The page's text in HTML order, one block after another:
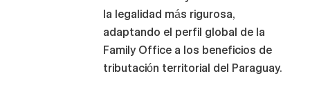
la legalidad más rigurosa,
adaptando el perfil global de la
Family Office a los beneficios de
tributación territorial del Paraguay.